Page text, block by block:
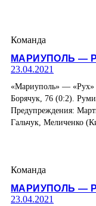
Команда
МАРИУПОЛЬ —
23.04.2021
«Мариуполь» —
Борячук, 76 (0:2).
Предупреждения:
Гальчук, Меличенко
Команда
МАРИУПОЛЬ —
23.04.2021